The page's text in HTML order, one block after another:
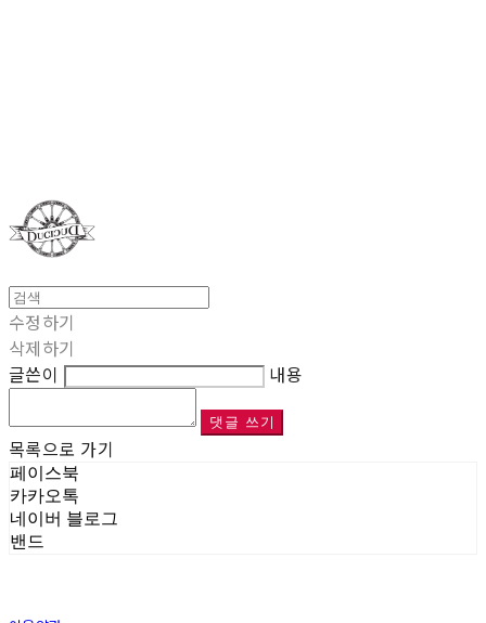
수정하기
삭제하기
글쓴이
내용
댓글 쓰기
목록으로 가기
페이스북
카카오톡
네이버 블로그
밴드